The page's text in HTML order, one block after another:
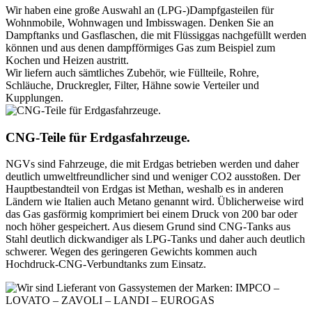
Wir haben eine große Auswahl an (LPG-)Dampfgasteilen für
Wohnmobile, Wohnwagen und Imbisswagen. Denken Sie an
Dampftanks und Gasflaschen, die mit Flüssiggas nachgefüllt werden
können und aus denen dampfförmiges Gas zum Beispiel zum
Kochen und Heizen austritt.
Wir liefern auch sämtliches Zubehör, wie Füllteile, Rohre,
Schläuche, Druckregler, Filter, Hähne sowie Verteiler und
Kupplungen.
CNG-Teile für Erdgasfahrzeuge.
NGVs sind Fahrzeuge, die mit Erdgas betrieben werden und daher
deutlich umweltfreundlicher sind und weniger CO2 ausstoßen. Der
Hauptbestandteil von Erdgas ist Methan, weshalb es in anderen
Ländern wie Italien auch Metano genannt wird. Üblicherweise wird
das Gas gasförmig komprimiert bei einem Druck von 200 bar oder
noch höher gespeichert. Aus diesem Grund sind CNG-Tanks aus
Stahl deutlich dickwandiger als LPG-Tanks und daher auch deutlich
schwerer. Wegen des geringeren Gewichts kommen auch
Hochdruck-CNG-Verbundtanks zum Einsatz.